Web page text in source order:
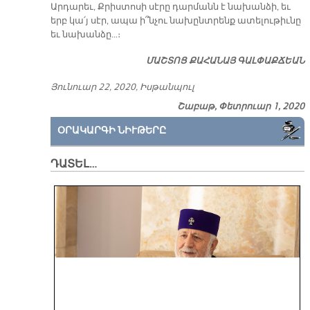
Արդարեւ, Քրիստոսի սէրը դարմանն է նախանձի, եւ
երբ կա՛յ սէր, ապա ի՞նչու նախընտրենք ատելութիւնը
եւ նախանձը…։
ՄԱՇ­ՏՈՑ ՔԱ­ՀԱ­ՆԱՅ ԳԱԼ­ՓԱՔ­ՃԵԱՆ
Յունուար 22, 2020, Իսթանպուլ
Շաբաթ, Փետրուար 1, 2020
ՕՐԱԿԱՐԳԻ ՆԻՒԹԵՐԸ
ԴԱՏԵԼ…